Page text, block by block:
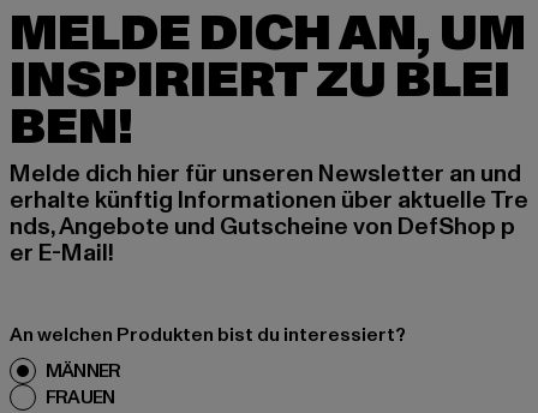
MELDE DICH AN, UM
INSPIRIERT ZU BLEI
BEN!
Melde dich hier für unseren Newsletter an und
erhalte künftig Informationen über aktuelle Tre
nds, Angebote und Gutscheine von DefShop p
er E-Mail!
An welchen Produkten bist du interessiert?
MÄNNER
FRAUEN